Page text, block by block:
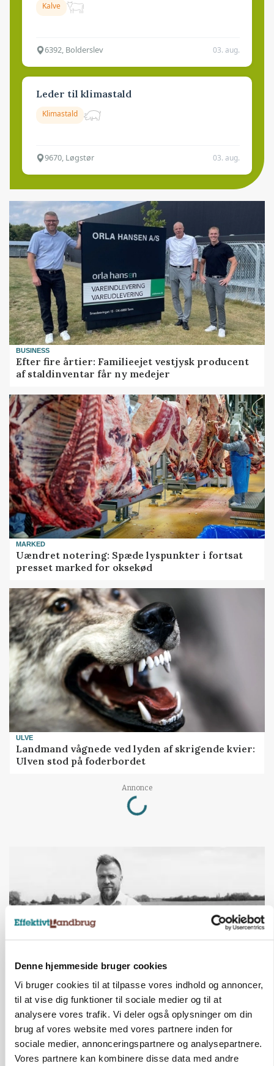
Denne hjemmeside bruger cookies
Vi bruger cookies til at tilpasse vores indhold og annoncer,
til at vise dig funktioner til sociale medier og til at
analysere vores trafik. Vi deler også oplysninger om din
brug af vores website med vores partnere inden for
sociale medier, annonceringspartnere og analysepartnere.
Vores partnere kan kombinere disse data med andre
Kalve
6392, Bolderslev 03. aug.
Leder til klimastald
Klimastald
9670, Løgstør 03. aug.
BUSINESS
Efter fire årtier: Familieejet vestjysk producent
af staldinventar får ny medejer
MARKED
Uændret notering: Spæde lyspunkter i fortsat
presset marked for oksekød
ULVE
Landmand vågnede ved lyden af skrigende kvier:
Ulven stod på foderbordet
Annonce
Loading...
LEDER
Det er en uskik at udlægge et røgslør om
økoproduktion
Annonce